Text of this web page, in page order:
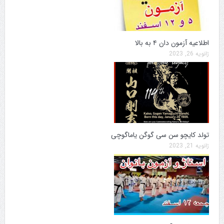
اطلاعیه آزمون دان ۴ به بالا
ژانویه 26, 2023
تولد کایچو سن سی گوگن یاماگوچی
ژانویه 21, 2023